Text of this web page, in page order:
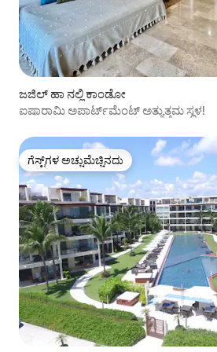
ಜಜಿಲ್ ಹಾ ನಲ್ಲಿ ಕಾಂಡೋ
ಐಷಾರಾಮಿ ಅಪಾರ್ಟ್‌ಮೆಂಟ್ ಅತ್ಯುತ್ತಮ ಸ್ಥಳ!
ಗೆಸ್ಟ್‌ಗಳ ಅಚ್ಚುಮೆಚ್ಚಿನದು
ಗೆಸ್ಟ್‌ಗಳ ಅಚ್ಚುಮೆಚ್ಚಿನದು